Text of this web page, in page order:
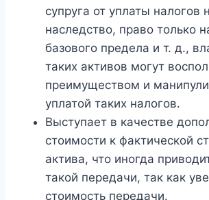
супруга от уплаты налогов
наследство, право только
базового предела и т. д.,
таких активов могут
преимуществом и
уплатой таких налогов.
Выступает в качестве
стоимости к фактической
актива, что иногда
такой передачи, так как
стоимость передачи.